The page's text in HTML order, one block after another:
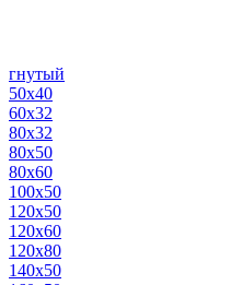
гнутый
50х40
60х32
80х32
80х50
80х60
100х50
120х50
120х60
120х80
140х50